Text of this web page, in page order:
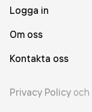
Logga in
Om oss
Kontakta oss
Privacy Policy och